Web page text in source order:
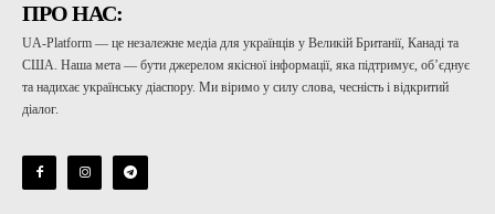
ПРО НАС:
UA-Platform — це незалежне медіа для українців у Великій Британії, Канаді та
США. Наша мета — бути джерелом якісної інформації, яка підтримує, об’єднує
та надихає українську діаспору. Ми віримо у силу слова, чесність і відкритий
діалог.